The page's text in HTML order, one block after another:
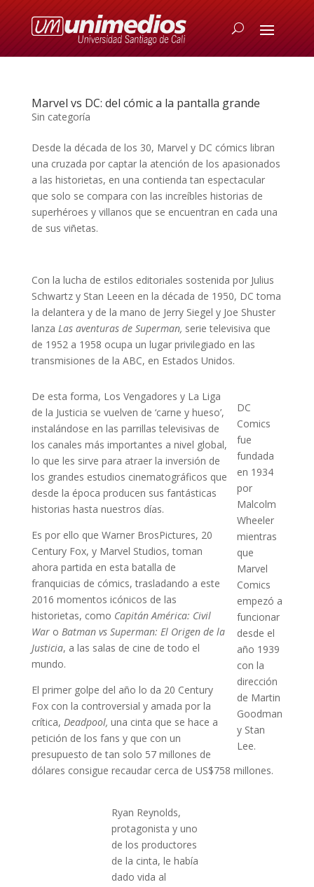
Marvel vs DC: del cómic a la pantalla grande
Sin categoría
Desde la década de los 30, Marvel y DC cómics libran
una cruzada por captar la atención de los apasionados
a las historietas, en una contienda tan espectacular
que solo se compara con las increíbles historias de
superhéroes y villanos que se encuentran en cada una
de sus viñetas.
Con la lucha de estilos editoriales sostenida por Julius
Schwartz y Stan Leeen en la década de 1950, DC toma
la delantera y de la mano de Jerry Siegel y Joe Shuster
lanza Las aventuras de Superman, serie televisiva que
de 1952 a 1958 ocupa un lugar privilegiado en las
transmisiones de la ABC, en Estados Unidos.
DC
Comics
fue
fundada
en 1934
por
Malcolm
Wheeler
mientras
que
Marvel
Comics
empezó a
funcionar
desde el
año 1939
con la
dirección
de Martin
Goodman
y Stan
Lee.
De esta forma, Los Vengadores y La Liga
de la Justicia se vuelven de ‘carne y hueso’,
instalándose en las parrillas televisivas de
los canales más importantes a nivel global,
lo que les sirve para atraer la inversión de
los grandes estudios cinematográficos que
desde la época producen sus fantásticas
historias hasta nuestros días.
Es por ello que Warner BrosPictures, 20
Century Fox, y Marvel Studios, toman
ahora partida en esta batalla de
franquicias de cómics, trasladando a este
2016 momentos icónicos de las
historietas, como Capitán América: Civil
Waro Batman vs Superman: El Origen de la
Justicia, a las salas de cine de todo el
mundo.
El primer golpe del año lo da 20 Century
Fox con la controversial y amada por la
crítica, Deadpool, una cinta que se hace a
petición de los fans y que con un
presupuesto de tan solo 57 millones de
dólares consigue recaudar cerca de US$758 millones.
Ryan Reynolds,
protagonista y uno
de los productores
de la cinta, le había
dado vida al